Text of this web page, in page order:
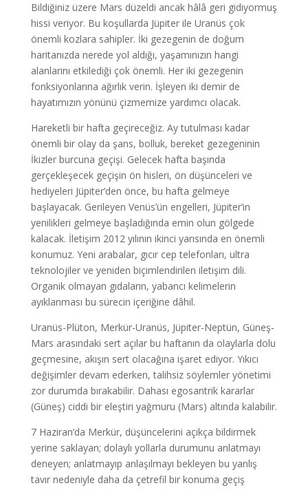
Bildiğiniz üzere Mars düzeldi ancak hâlâ geri gidiyormuş
hissi veriyor. Bu koşullarda Jüpiter ile Uranüs çok
önemli kozlara sahipler. İki gezegenin de doğum
haritanızda nerede yol aldığı, yaşamınızın hangi
alanlarını etkilediği çok önemli. Her iki gezegenin
fonksiyonlarına ağırlık verin. İşleyen iki demir de
hayatımızın yönünü çizmemize yardımcı olacak.
Hareketli bir hafta geçireceğiz. Ay tutulması kadar
önemli bir olay da şans, bolluk, bereket gezegeninin
İkizler burcuna geçişi. Gelecek hafta başında
gerçekleşecek geçişin ön hisleri, ön düşünceleri ve
hediyeleri Jüpiter’den önce, bu hafta gelmeye
başlayacak. Gerileyen Venüs’ün engelleri, Jüpiter’in
yenilikleri gelmeye başladığında emin olun gölgede
kalacak. İletişim 2012 yılının ikinci yarısında en önemli
konumuz. Yeni arabalar, gıcır cep telefonları, ultra
teknolojiler ve yeniden biçimlendirilen iletişim dili.
Organik olmayan gıdaların, yabancı kelimelerin
ayıklanması bu sürecin içeriğine dâhil.
Uranüs-Plüton, Merkür-Uranüs, Jüpiter-Neptün, Güneş-
Mars arasındaki sert açılar bu haftanın da olaylarla dolu
geçmesine, akışın sert olacağına işaret ediyor. Yıkıcı
değişimler devam ederken, talihsiz söylemler yönetimi
zor durumda bırakabilir. Dahası egosantrik kararlar
(Güneş) ciddi bir eleştiri yağmuru (Mars) altında kalabilir.
7 Haziran’da Merkür, düşüncelerini açıkça bildirmek
yerine saklayan; dolaylı yollarla durumunu anlatmayı
deneyen; anlatmayıp anlaşılmayı bekleyen bu yanlış
tavır nedeniyle daha da çetrefil bir konuma geçiş